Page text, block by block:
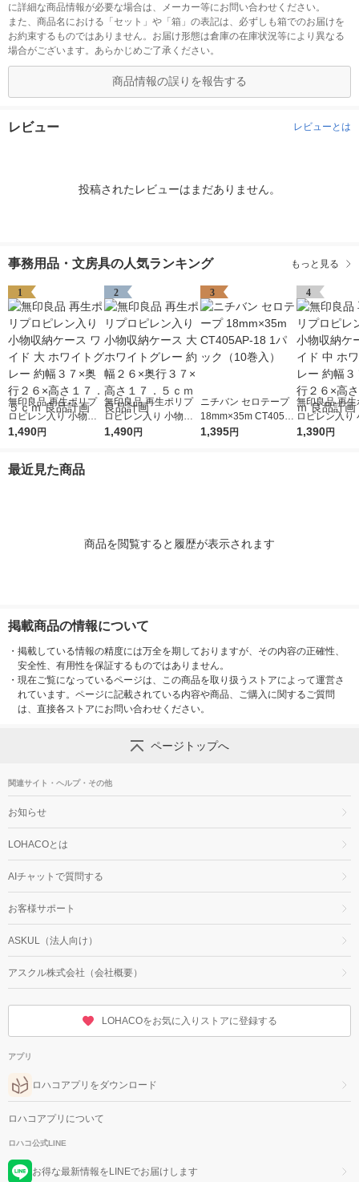
に詳細な商品情報が必要な場合は、メーカー等にお問い合わせください。
また、商品名における「セット」や「箱」の表記は、必ずしも箱でのお届けを
お約束するものではありません。お届け形態は倉庫の在庫状況等により異なる
場合がございます。あらかじめご了承ください。
商品情報の誤りを報告する
レビュー レビューとは
投稿されたレビューはまだありません。
事務用品・文房具の人気ランキング もっと見る
1
無印良品 再生ポリプ
ロピレン入り 小物収
納ケース ワイド 大 ホ
７．５ｃｍ 良品計画
1,490円
2
無印良品 再生ポリプ
ロピレン入り 小物収
納ケース 大 ホワイト
1,490円
3
ニチバン セロテープ
18mm×35m CT405A
P-18 1パック（10巻
1,395円
4
無印良品 再生
ロピレン入り
納ケース ワイ
1,390円
最近見た商品
商品を閲覧すると履歴が表示されます
掲載商品の情報について
・ 掲載している情報の精度には万全を期しておりますが、その内容の正確性、
安全性、有用性を保証するものではありません。
・ 現在ご覧になっているページは、この商品を取り扱うストアによって運営さ
れています。ページに記載されている内容や商品、ご購入に関するご質問
は、直接各ストアにお問い合わせください。
ページトップへ
関連サイト・ヘルプ・その他
お知らせ
LOHACOとは
AIチャットで質問する
お客様サポート
ASKUL（法人向け）
アスクル株式会社（会社概要）
LOHACOをお気に入りストアに登録する
アプリ
ロハコアプリをダウンロード
ロハコアプリについて
ロハコ公式LINE
お得な最新情報をLINEでお届けします